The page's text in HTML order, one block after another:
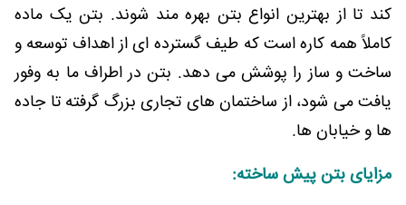
کند تا از بهترین انواع بتن بهره مند شوند. بتن یک ماده
کاملاً همه کاره است که طیف گسترده ای از اهداف توسعه و
ساخت و ساز را پوشش می دهد. بتن در اطراف ما به وفور
یافت می شود، از ساختمان های تجاری بزرگ گرفته تا جاده
ها و خیابان ها.
مزایای بتن پیش ساخته: